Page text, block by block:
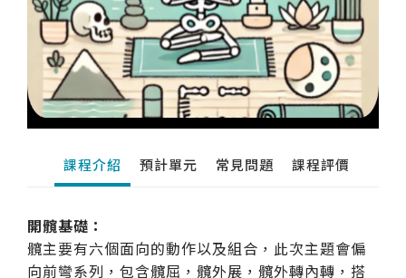
課程介紹 預計單元 常見問題 課程評價
開髖基礎：
髖主要有六個面向的動作以及組合，此次主題會偏
向前彎系列，包含髖屈，髖外展，髖外轉內轉，搭